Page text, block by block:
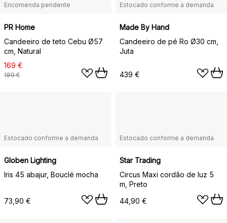
Encomenda pendente
PR Home
Candeeiro de teto Cebu Ø57
cm, Natural
169 €
189 €
Estocado conforme a demanda
Made By Hand
Candeeiro de pé Ro Ø30 cm,
Juta
439 €
Estocado conforme a demanda
Globen Lighting
Iris 45 abajur, Bouclé mocha
73,90 €
Estocado conforme a demanda
Star Trading
Circus Maxi cordão de luz 5
m, Preto
44,90 €